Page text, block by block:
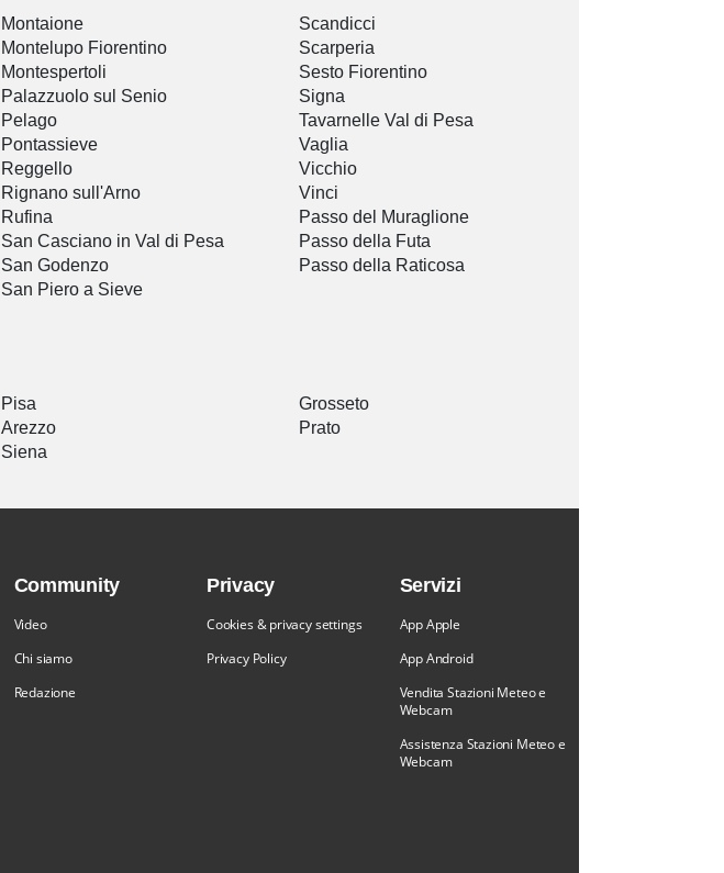
Montaione
Montelupo Fiorentino
Montespertoli
Palazzuolo sul Senio
Pelago
Pontassieve
Reggello
Rignano sull'Arno
Rufina
San Casciano in Val di Pesa
San Godenzo
San Piero a Sieve
Scandicci
Scarperia
Sesto Fiorentino
Signa
Tavarnelle Val di Pesa
Vaglia
Vicchio
Vinci
Passo del Muraglione
Passo della Futa
Passo della Raticosa
Pisa
Arezzo
Siena
Grosseto
Prato
Community
Video
Chi siamo
Redazione
Privacy
Cookies & privacy settings
Privacy Policy
Servizi
App Apple
App Android
Vendita Stazioni Meteo e
Webcam
Assistenza Stazioni Meteo e
Webcam